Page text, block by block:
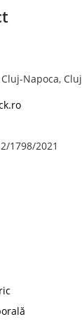
Napoca, Cluj
1798/2021